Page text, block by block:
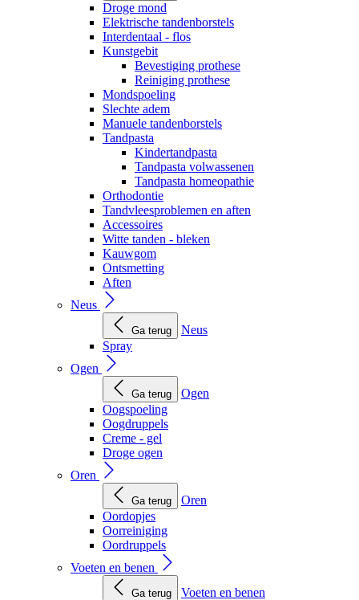
Droge mond
Elektrische tandenborstels
Interdentaal - flos
Kunstgebit
Bevestiging prothese
Reiniging prothese
Mondspoeling
Slechte adem
Manuele tandenborstels
Tandpasta
Kindertandpasta
Tandpasta volwassenen
Tandpasta homeopathie
Orthodontie
Tandvleesproblemen en aften
Accessoires
Witte tanden - bleken
Kauwgom
Ontsmetting
Aften
Neus
Ga terug
Neus
Spray
Ogen
Ga terug
Ogen
Oogspoeling
Oogdruppels
Creme - gel
Droge ogen
Oren
Ga terug
Oren
Oordopjes
Oorreiniging
Oordruppels
Voeten en benen
Ga terug
Voeten en benen